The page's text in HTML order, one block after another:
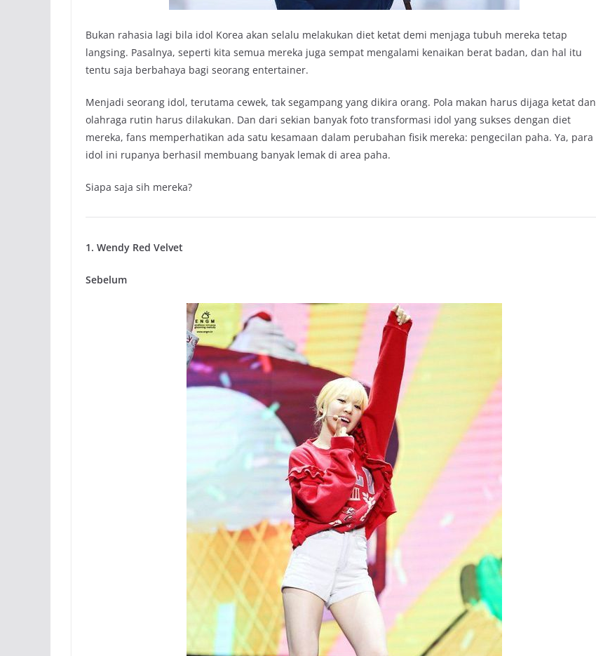
Bukan rahasia lagi bila idol Korea akan selalu melakukan diet ketat demi menjaga tubuh mereka tetap
langsing. Pasalnya, seperti kita semua mereka juga sempat mengalami kenaikan berat badan, dan hal itu
tentu saja berbahaya bagi seorang entertainer.
Menjadi seorang idol, terutama cewek, tak segampang yang dikira orang. Pola makan harus dijaga ketat dan
olahraga rutin harus dilakukan. Dan dari sekian banyak foto transformasi idol yang sukses dengan diet
mereka, fans memperhatikan ada satu kesamaan dalam perubahan fisik mereka: pengecilan paha. Ya, para
idol ini rupanya berhasil membuang banyak lemak di area paha.
Siapa saja sih mereka?
1. Wendy Red Velvet
Sebelum